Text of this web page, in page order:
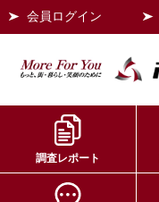
会員ログイン
調査レポート